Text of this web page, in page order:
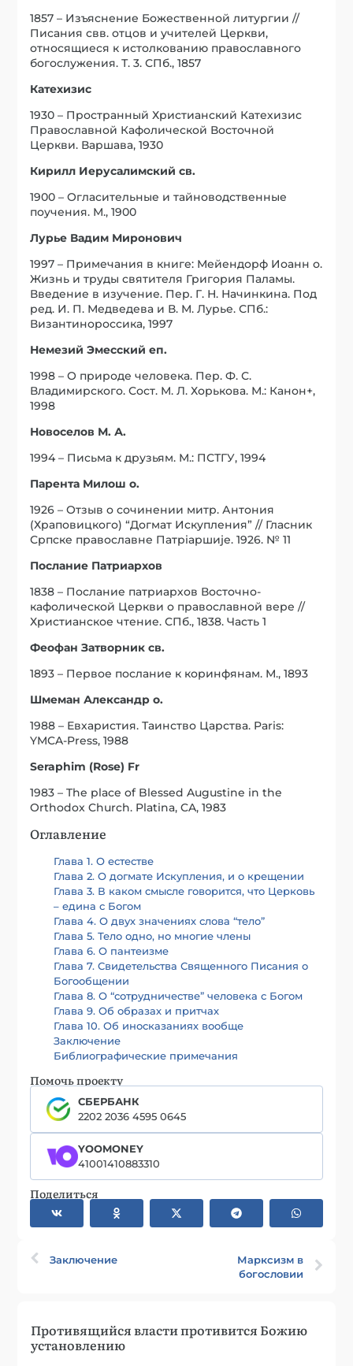
1857 – Изъяснение Божественной литургии //
Писания свв. отцов и учителей Церкви,
относящиеся к истолкованию православного
богослужения. Т. 3. СПб., 1857
Катехизис
1930 – Пространный Христианский Катехизис
Православной Кафолической Восточной
Церкви. Варшава, 1930
Кирилл Иерусалимский св.
1900 – Огласительные и тайноводственные
поучения. М., 1900
Лурье Вадим Миронович
1997 – Примечания в книге: Мейендорф Иоанн о.
Жизнь и труды святителя Григория Паламы.
Введение в изучение. Пер. Г. Н. Начинкина. Под
ред. И. П. Медведева и В. М. Лурье. СПб.:
Византинороссика, 1997
Немезий Эмесский еп.
1998 – О природе человека. Пер. Ф. С.
Владимирского. Сост. М. Л. Хорькова. М.: Канон+,
1998
Новоселов М. А.
1994 – Письма к друзьям. М.: ПСТГУ, 1994
Парента Милош о.
1926 – Отзыв о сочинении митр. Антония
(Храповицкого) “Догмат Искупления” // Гласник
Српске православне Патрiаршиjе. 1926. № 11
Послание Патриархов
1838 – Послание патриархов Восточно-
кафолической Церкви о православной вере //
Христианское чтение. СПб., 1838. Часть 1
Феофан Затворник св.
1893 – Первое послание к коринфянам. М., 1893
Шмеман Александр о.
1988 – Евхаристия. Таинство Царства. Paris:
YMCA-Press, 1988
Seraphim (Rose) Fr
1983 – The place of Blessed Augustine in the
Orthodox Church. Platina, CA, 1983
Оглавление
Глава 1. О естестве
Глава 2. О догмате Искупления, и о крещении
Глава 3. В каком смысле говорится, что Церковь
– едина с Богом
Глава 4. О двух значениях слова “тело”
Глава 5. Тело одно, но многие члены
Глава 6. О пантеизме
Глава 7. Свидетельства Священного Писания о
Богообщении
Глава 8. О “сотрудничестве” человека с Богом
Глава 9. Об образах и притчах
Глава 10. Об иносказаниях вообще
Заключение
Библиографические примечания
Помочь проекту
СБЕРБАНК
2202 2036 4595 0645
YOOMONEY
41001410883310
Поделиться
Заключение
Марксизм в
богословии
Противящийся власти противится Божию
установлению